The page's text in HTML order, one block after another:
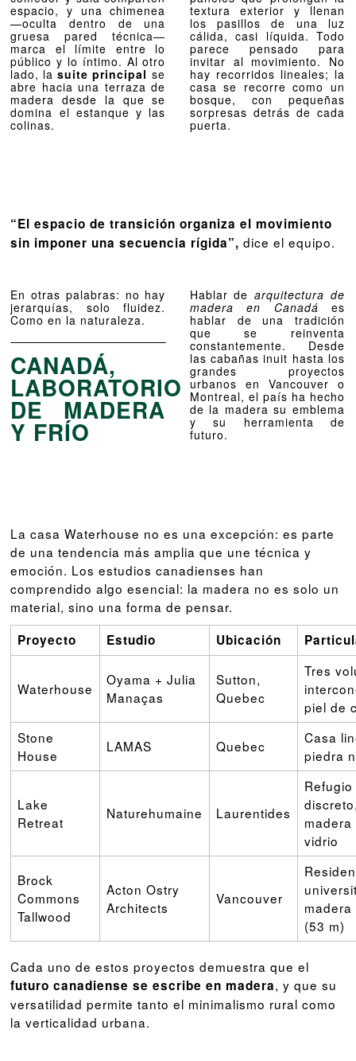
espacio, y una chimenea
—oculta dentro de una
gruesa pared técnica—
marca el límite entre lo
público y lo íntimo. Al otro
lado, lasuite principal se
abre hacia una terraza de
madera desde la que se
domina el estanque y las
colinas.
textura exterior y llenan
los pasillos de una luz
cálida, casi líquida. Todo
parece pensado para
invitar al movimiento. No
hay recorridos lineales; la
casa se recorre como un
bosque, con pequeñas
sorpresas detrás de cada
puerta.
“El espacio de transición organiza el movimiento
sin imponer una secuencia rígida”, dice el equipo.
En otras palabras: no hay
jerarquías, solo fluidez.
Como en la naturaleza.
CANADÁ,
LABORATORIO
DE MADERA
Y FRÍO
Hablar de arquitectura de
madera en Canadá es
hablar de una tradición
que se reinventa
constantemente. Desde
las cabañas inuit hasta los
grandes proyectos
urbanos en Vancouver o
Montreal, el país ha hecho
de la madera su emblema
y su herramienta de
futuro.
La casa Waterhouse no es una excepción: es parte
de una tendencia más amplia que une técnica y
emoción. Los estudios canadienses han
comprendido algo esencial: la madera no es solo un
material, sino una forma de pensar.
Proyecto
Estudio Ubicación
Waterhouse
Oyama + Julia
Manaças
Sutton,
Quebec
Tres
piel de
Stone
House
LAMAS Quebec
Casa
piedra
Lake
Retreat
Naturehumaine Laurentides
Refugio
vidrio
Brock
Commons
Tallwood
Acton Ostry
Architects
Vancouver
(53 m)
Cada uno de estos proyectos demuestra que el
futuro canadiense se escribe en madera, y que su
versatilidad permite tanto el minimalismo rural como
la verticalidad urbana.